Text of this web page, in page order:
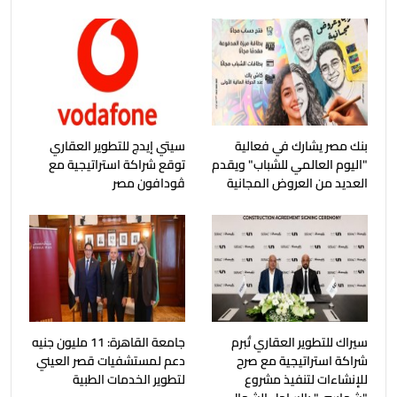
بنك مصر يشارك في فعالية
"اليوم العالمي للشباب" ويقدم
العديد من العروض المجانية
سيتي إيدج للتطوير العقاري
توقع شراكة استراتيجية مع
ڤودافون مصر
سيراك للتطوير العقاري تُبرم
شراكة استراتيجية مع صرح
للإنشاءات لتنفيذ مشروع
جامعة القاهرة: 11 مليون جنيه
دعم لمستشفيات قصر العيني
لتطوير الخدمات الطبية